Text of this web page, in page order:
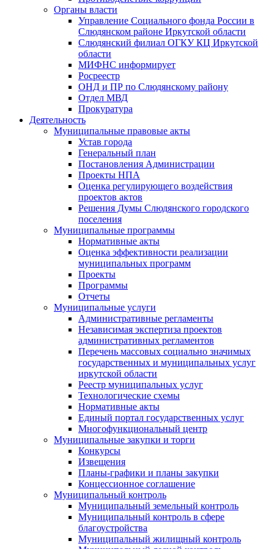
Органы власти
Управление Социального фонда России в
Слюдянском районе Иркутской области
Слюдянский филиал ОГКУ КЦ Иркутской
области
МИФНС информирует
Росреестр
ОНД и ПР по Слюдянскому району
Отдел МВД
Прокуратура
Деятельность
Муниципальные правовые акты
Устав города
Генеральный план
Постановления Администрации
Проекты НПА
Оценка регулирующего воздействия
проектов актов
Решения Думы Слюдянского городского
поселения
Муниципальные программы
Нормативные акты
Оценка эффективности реализации
муниципальных программ
Проекты
Программы
Отчеты
Муниципальные услуги
Административные регламенты
Независимая экспертиза проектов
административных регламентов
Перечень массовых социально значимых
государственных и муниципальных услуг
иркутской области
Реестр муниципальных услуг
Технологические схемы
Нормативные акты
Единый портал государственных услуг
Многофункциональный центр
Муниципальные закупки и торги
Конкурсы
Извещения
Планы-графики и планы закупки
Концессионное соглашение
Муниципальный контроль
Муниципальный земельный контроль
Муниципальный контроль в сфере
благоустройства
Муниципальный жилищный контроль